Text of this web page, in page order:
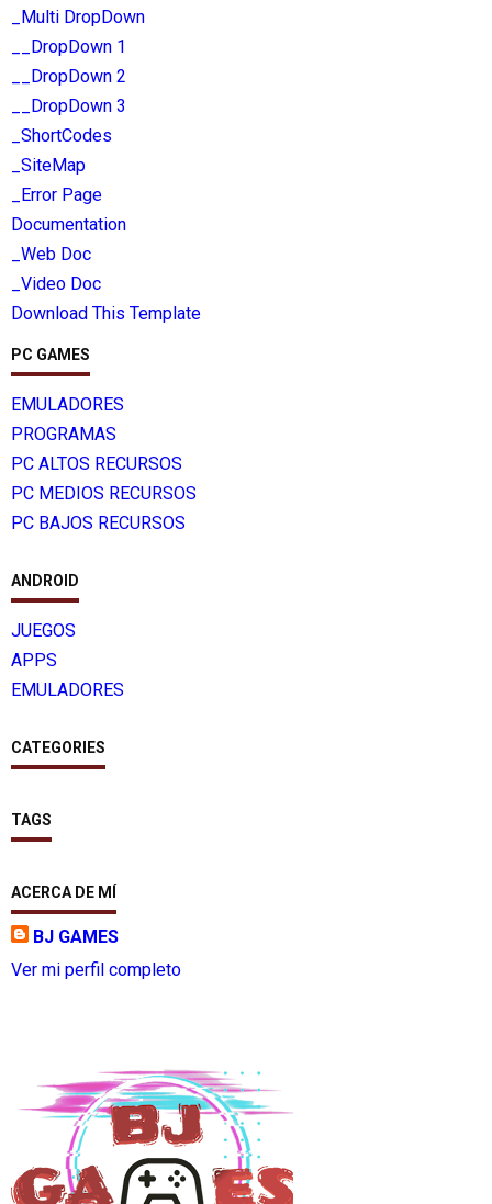
_Multi DropDown
__DropDown 1
__DropDown 2
__DropDown 3
_ShortCodes
_SiteMap
_Error Page
Documentation
_Web Doc
_Video Doc
Download This Template
PC GAMES
EMULADORES
PROGRAMAS
PC ALTOS RECURSOS
PC MEDIOS RECURSOS
PC BAJOS RECURSOS
ANDROID
JUEGOS
APPS
EMULADORES
CATEGORIES
TAGS
ACERCA DE MÍ
BJ GAMES
Ver mi perfil completo